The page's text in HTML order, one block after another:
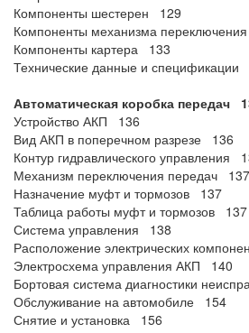
Компоненты шестерен 129
Компоненты механизма
Компоненты картера 133
Технические данные и
Автоматическая коробка передач
Устройство АКП 136
Вид АКП в поперечном разрезе 136
Контур гидравлического управления
Механизм переключения передач 137
Назначение муфт и тормозов 137
Таблица работы муфт и тормозов 137
Система управления 138
Расположение электрических
Электросхема управления АКП 140
Бортовая система диагностики
Обслуживание на автомобиле 154
Снятие и установка 156